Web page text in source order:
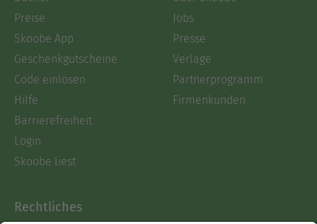
Preise
Skoobe App
Geschenkgutscheine
Code einlösen
Hilfe
Barrierefreiheit
Login
Skoobe liest
Jobs
Presse
Verlage
Partnerprogramm
Firmenkunden
Rechtliches